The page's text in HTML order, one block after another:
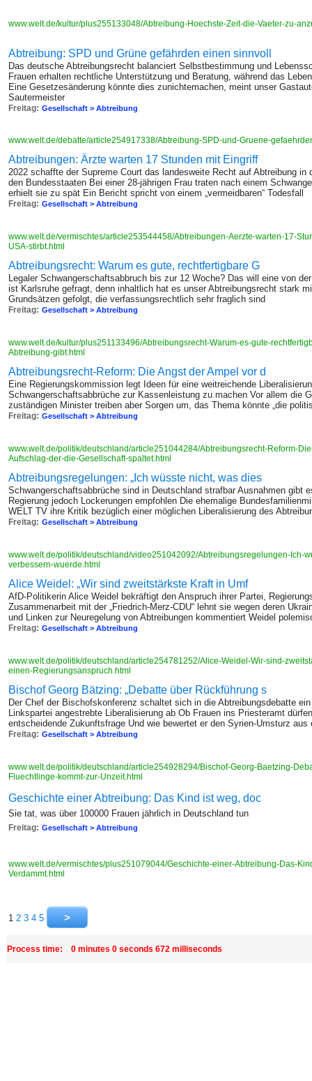
www.welt.de/kultur/plus255133048/Abtreibung-Hoechste-Zeit-die-Vaeter-zu-
Abtreibung: SPD und Grüne gefährden einen sinnvoll
Das deutsche Abtreibungsrecht balanciert Selbstbestimmung und
Frauen erhalten rechtliche Unterstützung und Beratung, während das
Eine Gesetzesänderung könnte dies zunichtemachen, meint unser
Sautermeister
Freitag: Gesellschaft > Abtreibung
www.welt.de/debatte/article254917338/Abtreibung-SPD-und-Gruene-
Abtreibungen: Ärzte warten 17 Stunden mit Eingriff
2022 schaffte der Supreme Court das landesweite Recht auf Abtreibung
den Bundesstaaten Bei einer 28-jährigen Frau traten nach einem
erhielt sie zu spät Ein Bericht spricht von einem „vermeidbaren“ Todesfall
Freitag: Gesellschaft > Abtreibung
www.welt.de/vermischtes/article253544458/Abtreibungen-Aerzte-warten-17-
USA-stirbt.html
Abtreibungsrecht: Warum es gute, rechtfertigbare G
Legaler Schwangerschaftsabbruch bis zur 12 Woche? Das will eine von
ist Karlsruhe gefragt, denn inhaltlich hat es unser Abtreibungsrecht stark
Grundsätzen gefolgt, die verfassungsrechtlich sehr fraglich sind
Freitag: Gesellschaft > Abtreibung
www.welt.de/kultur/plus251133496/Abtreibungsrecht-Warum-es-gute-
Abtreibung-gibt.html
Abtreibungsrecht-Reform: Die Angst der Ampel vor d
Eine Regierungskommission legt Ideen für eine weitreichende
Schwangerschaftsabbrüche zur Kassenleistung zu machen Vor allem die
zuständigen Minister treiben aber Sorgen um, das Thema könnte „die
Freitag: Gesellschaft > Abtreibung
www.welt.de/politik/deutschland/article251044284/Abtreibungsrecht-Reform-
Aufschlag-der-die-Gesellschaft-spaltet.html
Abtreibungsregelungen: „Ich wüsste nicht, was dies
Schwangerschaftsabbrüche sind in Deutschland strafbar Ausnahmen gibt
Regierung jedoch Lockerungen empfohlen Die ehemalige
WELT TV ihre Kritik bezüglich einer möglichen Liberalisierung des
Freitag: Gesellschaft > Abtreibung
www.welt.de/politik/deutschland/video251042092/Abtreibungsregelungen-Ich-
verbessern-wuerde.html
Alice Weidel: „Wir sind zweitstärkste Kraft in Umf
AfD-Politikerin Alice Weidel bekräftigt den Anspruch ihrer Partei,
Zusammenarbeit mit der „Friedrich-Merz-CDU“ lehnt sie wegen deren
und Linken zur Neuregelung von Abtreibungen kommentiert Weidel
Freitag: Gesellschaft > Abtreibung
www.welt.de/politik/deutschland/article254781252/Alice-Weidel-Wir-sind-
einen-Regierungsanspruch.html
Bischof Georg Bätzing: „Debatte über Rückführung s
Der Chef der Bischofskonferenz schaltet sich in die Abtreibungsdebatte
Linkspartei angestrebte Liberalisierung ab Ob Frauen ins Priesteramt
entscheidende Zukunftsfrage Und wie bewertet er den Syrien-Umsturz
Freitag: Gesellschaft > Abtreibung
www.welt.de/politik/deutschland/article254928294/Bischof-Georg-Baetzing-
Fluechtlinge-kommt-zur-Unzeit.html
Geschichte einer Abtreibung: Das Kind ist weg, doc
Sie tat, was über 100000 Frauen jährlich in Deutschland tun
Freitag: Gesellschaft > Abtreibung
www.welt.de/vermischtes/plus251079044/Geschichte-einer-Abtreibung-Das-
Verdammt.html
1 2 3 4 5
Process time: 0 minutes 0 seconds 672 milliseconds